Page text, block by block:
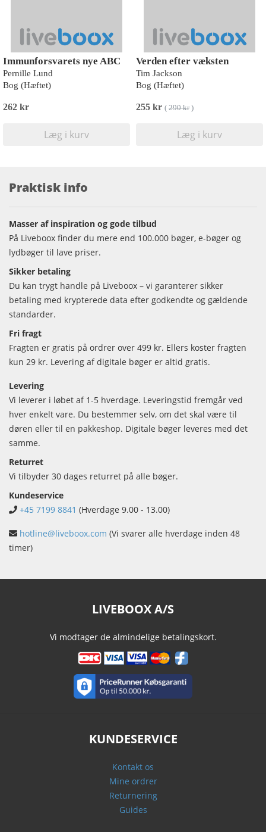
Immunforsvarets nye ABC
Pernille Lund
Bog (Hæftet)
262 kr
Læg i kurv
Verden efter væksten
Tim Jackson
Bog (Hæftet)
255 kr ( 290 kr)
Læg i kurv
Praktisk info
Masser af inspiration og gode tilbud
På Liveboox finder du mere end 100.000 bøger, e-bøger og
lydbøger til lave priser.
Sikker betaling
Du kan trygt handle på Liveboox – vi garanterer sikker
betaling med krypterede data efter godkendte og gældende
standarder.
Fri fragt
Fragten er gratis på ordrer over 499 kr. Ellers koster fragten
kun 29 kr. Levering af digitale bøger er altid gratis.
Levering
Vi leverer i løbet af 1-5 hverdage. Leveringstid fremgår ved
hver enkelt vare. Du bestemmer selv, om det skal være til
døren eller til en pakkeshop. Digitale bøger leveres med det
samme.
Returret
Vi tilbyder 30 dages returret på alle bøger.
Kundeservice
+45 7199 8841 (Hverdage 9.00 - 13.00)
hotline@liveboox.com (Vi svarer alle hverdage inden 48
timer)
LIVEBOOX A/S
Vi modtager de almindelige betalingskort.
KUNDESERVICE
Kontakt os
Mine ordrer
Returnering
Guides